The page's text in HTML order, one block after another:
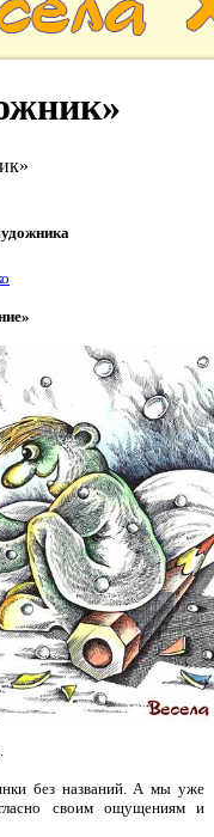
без названий. А мы уже
своим ощущениям и